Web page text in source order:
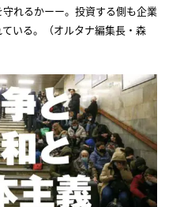
れるかーー。投資する側も企業
いる。（オルタナ編集長・森